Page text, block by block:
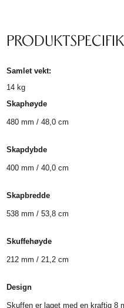
Samlet vekt:
14 kg
Skaphøyde
480 mm / 48,0 cm
Skapdybde
400 mm / 40,0 cm
Skapbredde
538 mm / 53,8 cm
Skuffehøyde
212 mm / 21,2 cm
Design
Skuffen er laget med en kraftig 8